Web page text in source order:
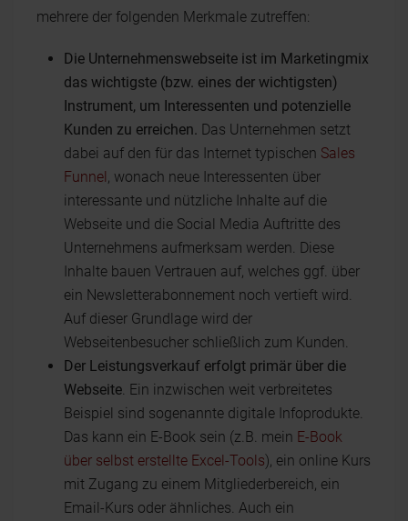
mehrere der folgenden Merkmale zutreffen:
Die Unternehmenswebseite ist im Marketingmix
das wichtigste (bzw. eines der wichtigsten)
Instrument, um Interessenten und potenzielle
Kunden zu erreichen. Das Unternehmen setzt
dabei auf den für das Internet typischen Sales
Funnel , wonach neue Interessenten über
interessante und nützliche Inhalte auf die
Webseite und die Social Media Auftritte des
Unternehmens aufmerksam werden. Diese
Inhalte bauen Vertrauen auf, welches ggf. über
ein Newsletterabonnement noch vertieft wird.
Auf dieser Grundlage wird der
Webseitenbesucher schließlich zum Kunden.
Der Leistungsverkauf erfolgt primär über die
Webseite . Ein inzwischen weit verbreitetes
Beispiel sind sogenannte digitale Infoprodukte.
Das kann ein E-Book sein (z.B. mein E-Book
über selbst erstellte Excel-Tools), ein online Kurs
mit Zugang zu einem Mitgliederbereich, ein
Email-Kurs oder ähnliches. Auch ein